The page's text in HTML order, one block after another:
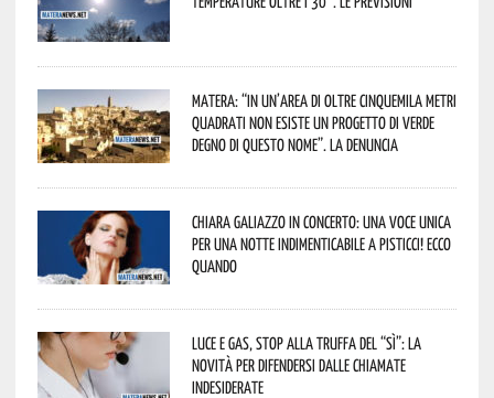
Matera: “In un’area di oltre cinquemila metri
quadrati non esiste un progetto di verde
degno di questo nome”. La denuncia
Chiara Galiazzo in concerto: una voce unica
per una notte indimenticabile a Pisticci! Ecco
quando
Luce e gas, stop alla truffa del “Sì”: la
novità per difendersi dalle chiamate
indesiderate